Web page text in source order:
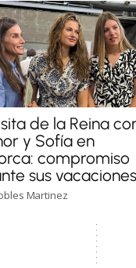
de la Reina
y Sofía en
compromiso
sus vacaciones
Martinez